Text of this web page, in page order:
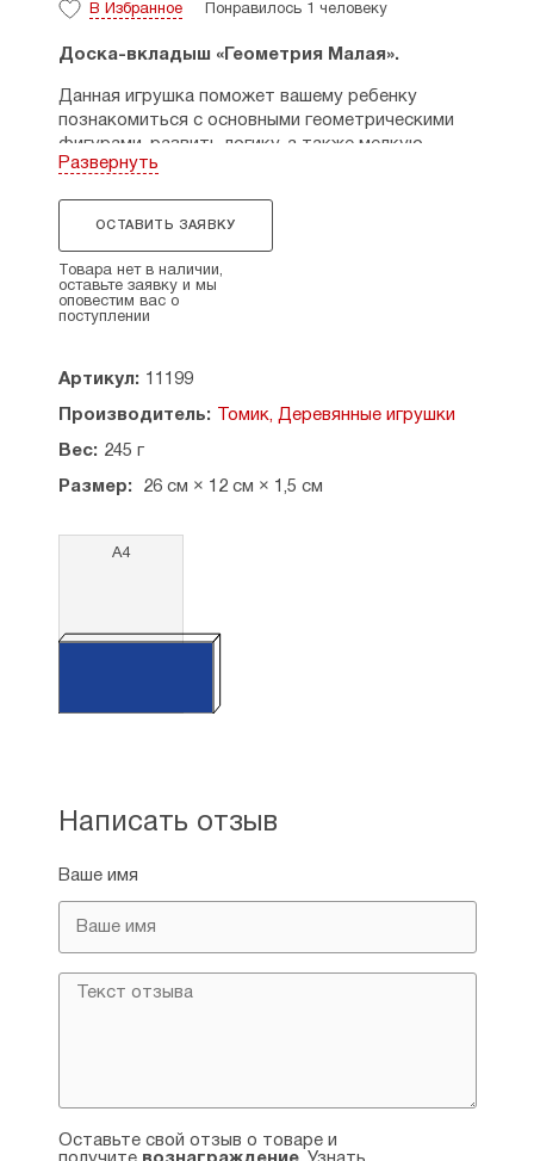
В Избранное Понравилось 1 человеку
Доска-вкладыш «Геометрия Малая».
Данная игрушка поможет вашему ребенку
познакомиться с основными геометрическими
фигурами, развить логику, а также мелкую
моторику рук. Яркие цвета привлекут его
Все детали выполнены из дерева, обработаны и
Состав: древесина, красители (разрешенные
для применения в детских деревянных
Кол-во деталей:
Страна-производитель:
Развернуть
ОСТАВИТЬ ЗАЯВКУ
Товара нет в наличии,
оставьте заявку и мы
оповестим вас о
поступлении
Артикул: 11199
Производитель: Томик, Деревянные игрушки
Вес: 245 г
Размер: 26 см × 12 см × 1,5 см
А4
Написать отзыв
Ваше имя
Оставьте свой отзыв о товаре и